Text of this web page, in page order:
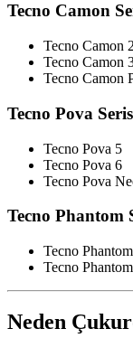
Tecno Camon
Tecno Camon
Tecno Camon
Tecno Camon
Tecno Pova
Tecno Pova 5
Tecno Pova 6
Tecno Pova
Tecno Phantom
Tecno
Tecno
Neden